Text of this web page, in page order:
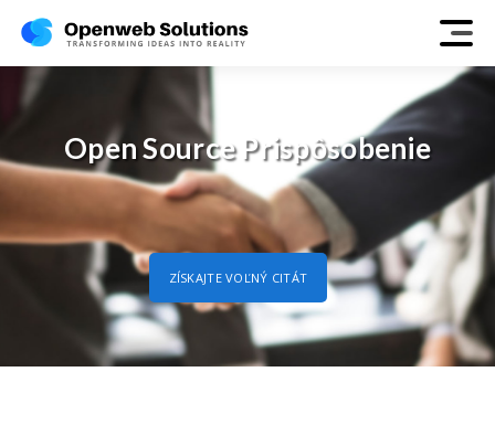
Open Source Prispôsobenie
ZÍSKAJTE VOĽNÝ CITÁT